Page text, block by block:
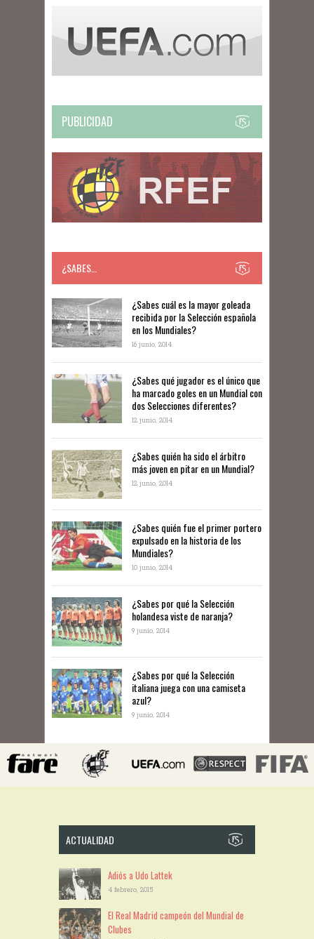
PUBLICIDAD
¿SABES…
​​¿Sabes cuál es la mayor goleada
recibida por la Selección española
en los Mundiales?
16 junio, 2014
¿Sabes qué jugador es el único que
ha marcado goles en un Mundial con
dos Selecciones diferentes?
12 junio, 2014
¿Sabes quién ha sido el árbitro
más joven en pitar en un Mundial?
12 junio, 2014
¿Sabes quién fue el primer portero
expulsado en la historia de los
Mundiales?
10 junio, 2014
​¿Sabes por qué la Selección
holandesa viste de naranja?
9 junio, 2014
¿Sabes por qué la Selección
italiana juega con una camiseta
azul?
9 junio, 2014
ACTUALIDAD
Adiós a Udo Lattek
4 febrero, 2015
El Real Madrid campeón del Mundial de
Clubes